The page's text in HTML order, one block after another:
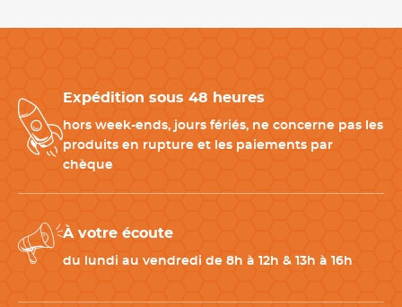
Entretien
Compatible avec le lave-
vaisselle
Longueur 29 cm
Diamètre
Expédition sous 48 heures
hors week-ends, jours fériés, ne concerne pas les
produits en rupture et les paiements par
chèque
À votre écoute
du lundi au vendredi de 8h à 12h & 13h à 16h